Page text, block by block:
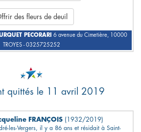
des fleurs de deuil
PECORARI
6 avenue du Cimetière, 10000
TROYES - 0325725252
quittés le 11 avril 2019
FRANÇOIS (1932/2019)
les-Vergers, il y a 86 ans et résidait à Saint-